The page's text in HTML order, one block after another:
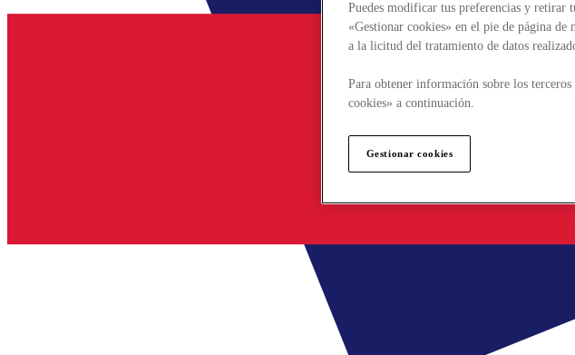
Puedes modificar tus preferencias y retirar
«Gestionar cookies» en el pie de página
a la licitud del tratamiento de datos
Para obtener información sobre los
cookies» a continuación.
Gestionar cookies